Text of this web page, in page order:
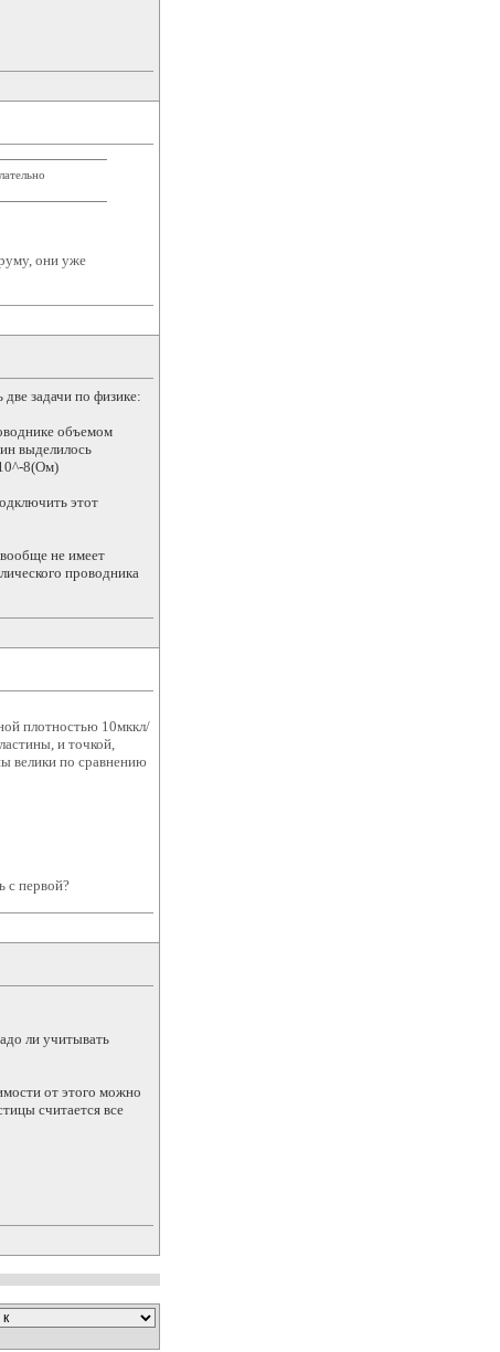
они уже
задачи по физике:
объемом
выделилось
8(Ом)
этот
не имеет
проводника
плотностью 10мккл/
и точкой,
велики по сравнению
с первой?
ли учитывать
от этого можно
считается все